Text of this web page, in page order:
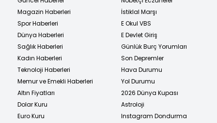
Magazin Haberleri
Spor Haberleri
Dünya Haberleri
Sağlık Haberleri
Kadın Haberleri
Teknoloji Haberleri
Memur ve Emekli Haberleri
Altın Fiyatları
Dolar Kuru
Euro Kuru
İstiklal Marşı
E Okul VBS
E Devlet Giriş
Günlük Burç Yorumları
Son Depremler
Hava Durumu
Yol Durumu
2026 Dünya Kupası
Astroloji
Instagram Dondurma